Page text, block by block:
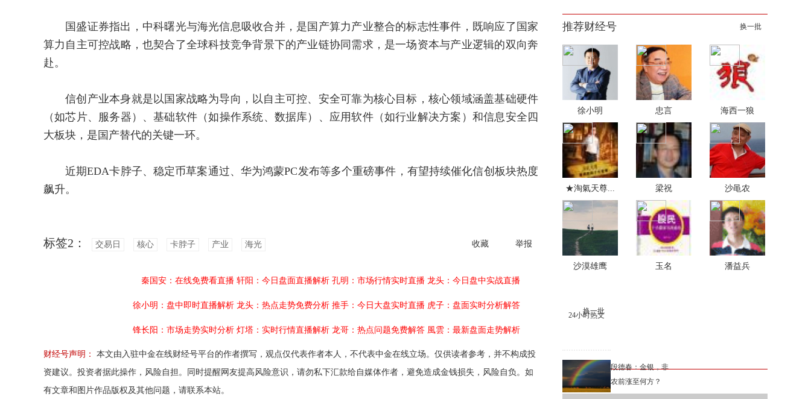
国盛证券指出，中科曙光与海光信息吸收合并，是国产算力产业整合的标志性事件，既响应了国家
算力自主可控战略，也契合了全球科技竞争背景下的产业链协同需求，是一场资本与产业逻辑的双向奔
赴。
信创产业本身就是以国家战略为导向，以自主可控、安全可靠为核心目标，核心领域涵盖基础硬件
（如芯片、服务器）、基础软件（如操作系统、数据库）、应用软件（如行业解决方案）和信息安全四
大板块，是国产替代的关键一环。
近期EDA卡脖子、稳定币草案通过、华为鸿蒙PC发布等多个重磅事件，有望持续催化信创板块热度
飙升。
收藏 举报
标签2： 交易日 核心 卡脖子 产业 海光
秦国安：在线免费看直播 轩阳：今日盘面直播解析 孔明：市场行情实时直播 龙头：今日盘中实战直播
徐小明：盘中即时直播解析 龙头：热点走势免费分析 推手：今日大盘实时直播 虎子：盘面实时分析解答
锋长阳：市场走势实时分析 灯塔：实时行情直播解析 龙哥：热点问题免费解答 風雲：最新盘面走势解析
财经号声明：
本文由入驻中金在线财经号平台的作者撰写，观点仅代表作者本人，不代表中金在线立场。仅供读者参考，并不构成投
资建议。投资者据此操作，风险自担。同时提醒网友提高风险意识，请勿私下汇款给自媒体作者，避免造成金钱损失，风险自负。如
有文章和图片作品版权及其他问题，请联系本站。
推荐财经号 换一批
徐小明 忠言 海西一狼
★淘氣天尊... 梁祝 沙黾农
沙漠雄鹰 玉名 潘益兵
24小时热文
换一批
段德春：金银，非
农前涨至何方？